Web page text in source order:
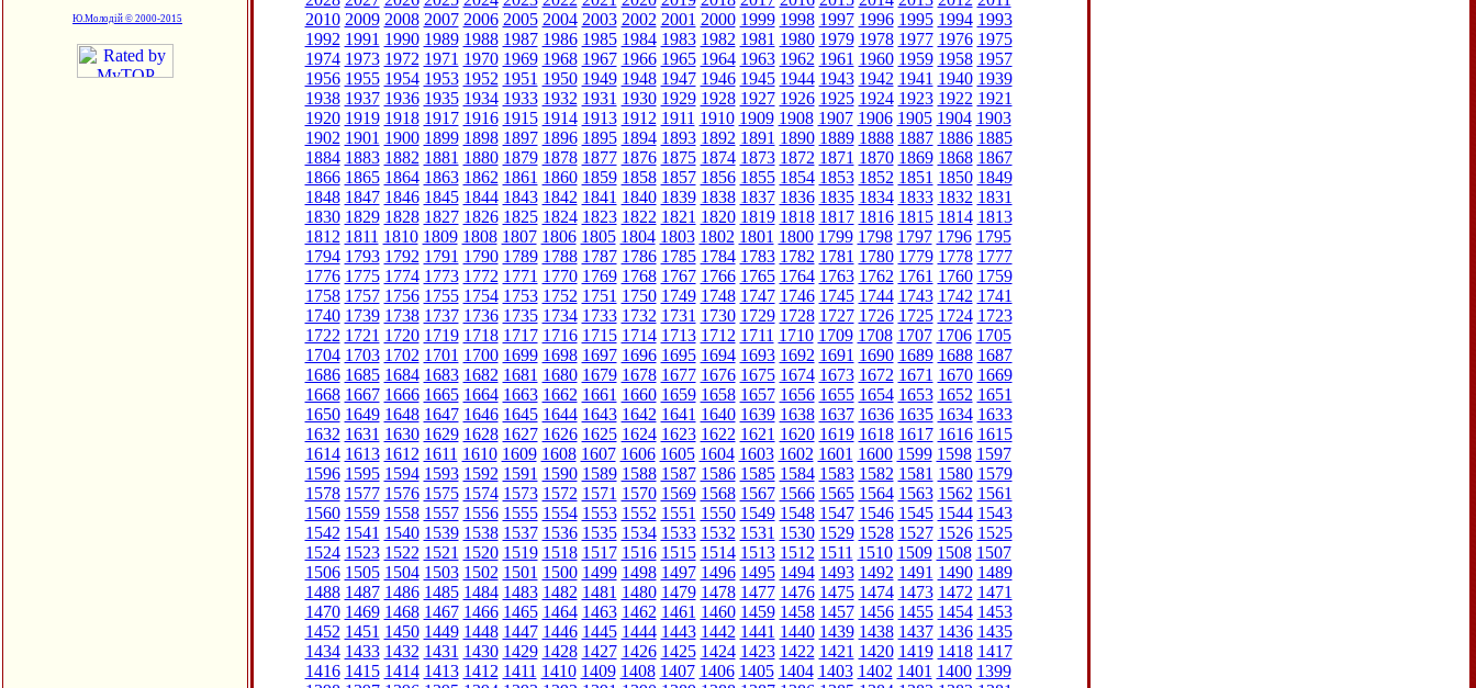
Ю.Молодій © 2000-2015
2010 2009 2008 2007 2006 2005 2004 2003 2002 2001 2000 1999 1998 1997 1996 1995 1994 1993
1992 1991 1990 1989 1988 1987 1986 1985 1984 1983 1982 1981 1980 1979 1978 1977 1976 1975
1974 1973 1972 1971 1970 1969 1968 1967 1966 1965 1964 1963 1962 1961 1960 1959 1958 1957
1956 1955 1954 1953 1952 1951 1950 1949 1948 1947 1946 1945 1944 1943 1942 1941 1940 1939
1938 1937 1936 1935 1934 1933 1932 1931 1930 1929 1928 1927 1926 1925 1924 1923 1922 1921
1920 1919 1918 1917 1916 1915 1914 1913 1912 1911 1910 1909 1908 1907 1906 1905 1904 1903
1902 1901 1900 1899 1898 1897 1896 1895 1894 1893 1892 1891 1890 1889 1888 1887 1886 1885
1884 1883 1882 1881 1880 1879 1878 1877 1876 1875 1874 1873 1872 1871 1870 1869 1868 1867
1866 1865 1864 1863 1862 1861 1860 1859 1858 1857 1856 1855 1854 1853 1852 1851 1850 1849
1848 1847 1846 1845 1844 1843 1842 1841 1840 1839 1838 1837 1836 1835 1834 1833 1832 1831
1830 1829 1828 1827 1826 1825 1824 1823 1822 1821 1820 1819 1818 1817 1816 1815 1814 1813
1812 1811 1810 1809 1808 1807 1806 1805 1804 1803 1802 1801 1800 1799 1798 1797 1796 1795
1794 1793 1792 1791 1790 1789 1788 1787 1786 1785 1784 1783 1782 1781 1780 1779 1778 1777
1776 1775 1774 1773 1772 1771 1770 1769 1768 1767 1766 1765 1764 1763 1762 1761 1760 1759
1758 1757 1756 1755 1754 1753 1752 1751 1750 1749 1748 1747 1746 1745 1744 1743 1742 1741
1740 1739 1738 1737 1736 1735 1734 1733 1732 1731 1730 1729 1728 1727 1726 1725 1724 1723
1722 1721 1720 1719 1718 1717 1716 1715 1714 1713 1712 1711 1710 1709 1708 1707 1706 1705
1704 1703 1702 1701 1700 1699 1698 1697 1696 1695 1694 1693 1692 1691 1690 1689 1688 1687
1686 1685 1684 1683 1682 1681 1680 1679 1678 1677 1676 1675 1674 1673 1672 1671 1670 1669
1668 1667 1666 1665 1664 1663 1662 1661 1660 1659 1658 1657 1656 1655 1654 1653 1652 1651
1650 1649 1648 1647 1646 1645 1644 1643 1642 1641 1640 1639 1638 1637 1636 1635 1634 1633
1632 1631 1630 1629 1628 1627 1626 1625 1624 1623 1622 1621 1620 1619 1618 1617 1616 1615
1614 1613 1612 1611 1610 1609 1608 1607 1606 1605 1604 1603 1602 1601 1600 1599 1598 1597
1596 1595 1594 1593 1592 1591 1590 1589 1588 1587 1586 1585 1584 1583 1582 1581 1580 1579
1578 1577 1576 1575 1574 1573 1572 1571 1570 1569 1568 1567 1566 1565 1564 1563 1562 1561
1560 1559 1558 1557 1556 1555 1554 1553 1552 1551 1550 1549 1548 1547 1546 1545 1544 1543
1542 1541 1540 1539 1538 1537 1536 1535 1534 1533 1532 1531 1530 1529 1528 1527 1526 1525
1524 1523 1522 1521 1520 1519 1518 1517 1516 1515 1514 1513 1512 1511 1510 1509 1508 1507
1506 1505 1504 1503 1502 1501 1500 1499 1498 1497 1496 1495 1494 1493 1492 1491 1490 1489
1488 1487 1486 1485 1484 1483 1482 1481 1480 1479 1478 1477 1476 1475 1474 1473 1472 1471
1470 1469 1468 1467 1466 1465 1464 1463 1462 1461 1460 1459 1458 1457 1456 1455 1454 1453
1452 1451 1450 1449 1448 1447 1446 1445 1444 1443 1442 1441 1440 1439 1438 1437 1436 1435
1434 1433 1432 1431 1430 1429 1428 1427 1426 1425 1424 1423 1422 1421 1420 1419 1418 1417
1416 1415 1414 1413 1412 1411 1410 1409 1408 1407 1406 1405 1404 1403 1402 1401 1400 1399